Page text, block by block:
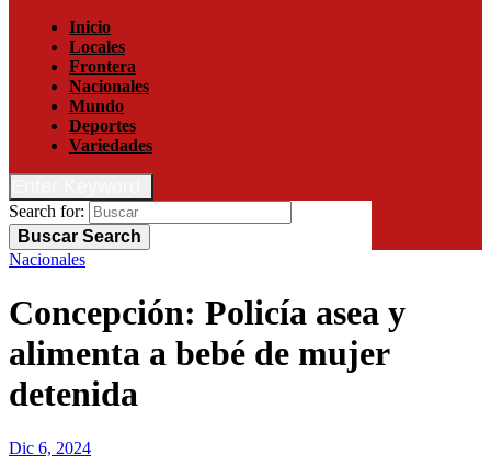
Inicio
Locales
Frontera
Nacionales
Mundo
Deportes
Variedades
Search for:
Buscar Search
Nacionales
Concepción: Policía asea y
alimenta a bebé de mujer
detenida
Dic 6, 2024